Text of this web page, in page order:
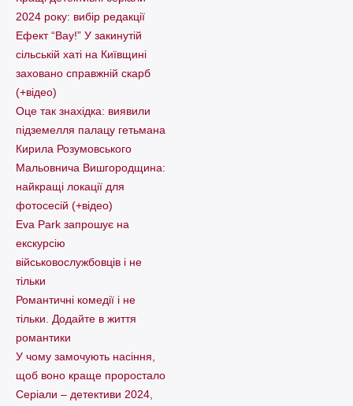
2024 року: вибір редакції
Ефект “Вау!” У закинутій
сільській хаті на Київщині
заховано справжній скарб
(+відео)
Оце так знахідка: виявили
підземелля палацу гетьмана
Кирила Розумовського
Мальовнича Вишгородщина:
найкращі локації для
фотосесій (+відео)
Eva Park запрошує на
екскурсію
військовослужбовців і не
тільки
Романтичні комедії і не
тільки. Додайте в життя
романтики
У чому замочують насіння,
щоб воно краще проростало
Серіали – детективи 2024,